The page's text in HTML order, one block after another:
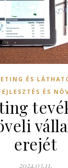
ÉS
ÉS
erejét
2024.03.11.